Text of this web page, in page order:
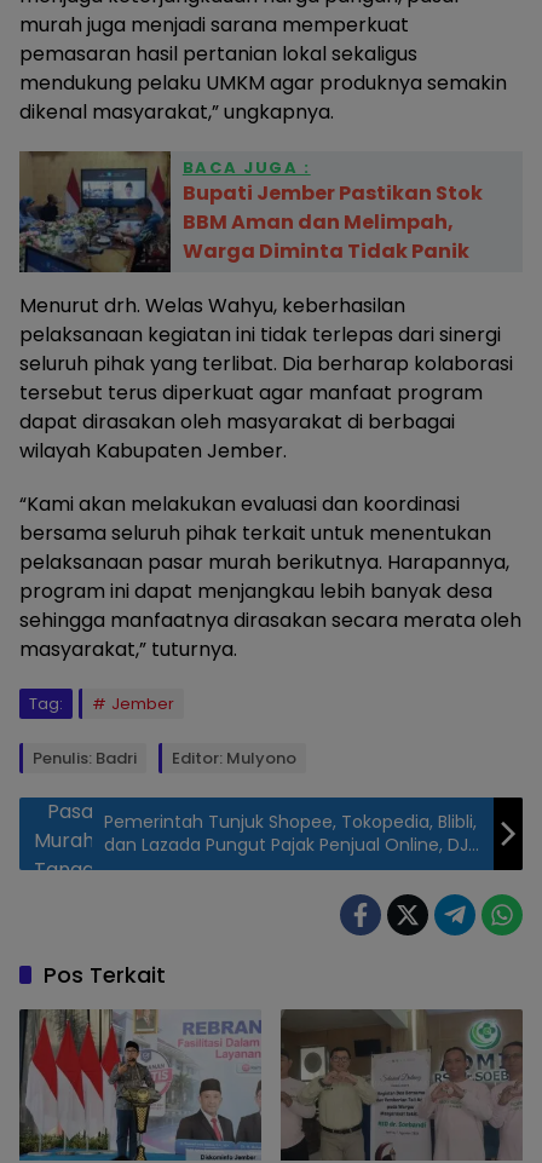
murah juga menjadi sarana memperkuat
pemasaran hasil pertanian lokal sekaligus
mendukung pelaku UMKM agar produknya semakin
dikenal masyarakat,” ungkapnya.
BACA JUGA :
Bupati Jember Pastikan Stok
BBM Aman dan Melimpah,
Warga Diminta Tidak Panik
Menurut drh. Welas Wahyu, keberhasilan
pelaksanaan kegiatan ini tidak terlepas dari sinergi
seluruh pihak yang terlibat. Dia berharap kolaborasi
tersebut terus diperkuat agar manfaat program
dapat dirasakan oleh masyarakat di berbagai
wilayah Kabupaten Jember.
“Kami akan melakukan evaluasi dan koordinasi
bersama seluruh pihak terkait untuk menentukan
pelaksanaan pasar murah berikutnya. Harapannya,
program ini dapat menjangkau lebih banyak desa
sehingga manfaatnya dirasakan secara merata oleh
masyarakat,” tuturnya.
Tag: Jember
Penulis: Badri Editor: Mulyono
Pasar
Murah di
Tanggul,
istimewa/
Lensa
Nusantara)
Pemerintah Tunjuk Shopee, Tokopedia, Blibli,
dan Lazada Pungut Pajak Penjual Online, DJP:
Bukan Pajak Baru
Pos Terkait